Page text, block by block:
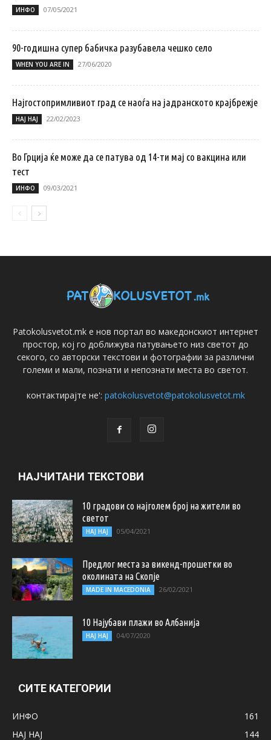
ИНФО 07/05/2021
90-годишна супер бабичка разубавела чешко село
WHEN YOU ARE IN 27/06/2020
Најгостопримливиот град се наоѓа на јадранското крајбрежје
НАЈ НАЈ 22/02/2023
Во Грција ќе може да се патува од 14-ти мај со вакцина или
тест
ИНФО 09/03/2021
Patokolusvetot.mk е нов портал во македонскиот интернет
простор, кој го доближува патувањето низ светот до
секого, со авторски текстови и фотографии за различни
големи и мали, познати и непознати места во светот.
контактирајте не': patokolusvetot@patokolusvetot.mk
НАЈЧИТАНИ ТЕКСТОВИ
10 градови со најголем број на жители во
светот
НАЈ НАЈ 05/04/2021
Предлог места за викенд-прошетки во
околината на Скопје
MADE IN MACEDONIA 26/02/2021
10 Најубави плажи во Албанија
НАЈ НАЈ 04/07/2020
СИТЕ КАТЕГОРИИ
ИНФО
161
НАЈ НАЈ
144